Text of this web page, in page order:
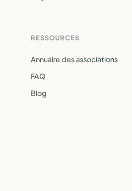
RESSOURCES
Annuaire des associations
FAQ
Blog